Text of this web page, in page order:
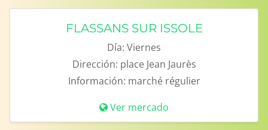
FLASSANS SUR ISSOLE
Día: Viernes
Dirección: place Jean Jaurès
Información: marché régulier
Ver mercado